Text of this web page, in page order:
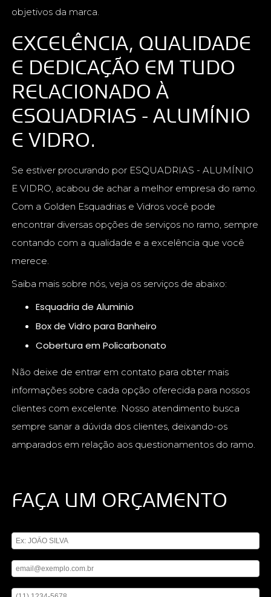
objetivos da marca.
EXCELÊNCIA, QUALIDADE
E DEDICAÇÃO EM TUDO
RELACIONADO À
ESQUADRIAS - ALUMÍNIO
E VIDRO.
Se estiver procurando por ESQUADRIAS - ALUMÍNIO
E VIDRO, acabou de achar a melhor empresa do ramo.
Com a Golden Esquadrias e Vidros você pode
encontrar diversas opções de serviços no ramo, sempre
contando com a qualidade e a excelência que você
merece.
Saiba mais sobre nós, veja os serviços de abaixo:
Esquadria de Aluminio
Box de Vidro para Banheiro
Cobertura em Policarbonato
Não deixe de entrar em contato para obter mais
informações sobre cada opção oferecida para nossos
clientes com excelente. Nosso atendimento busca
sempre sanar a dúvida dos clientes, deixando-os
amparados em relação aos questionamentos do ramo.
FAÇA UM ORÇAMENTO